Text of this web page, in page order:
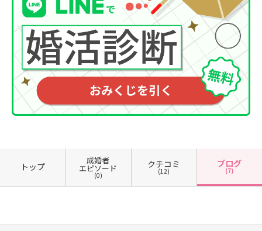
トップ
成婚者
エピソード
(0)
クチコミ
(12)
ブログ
(7)